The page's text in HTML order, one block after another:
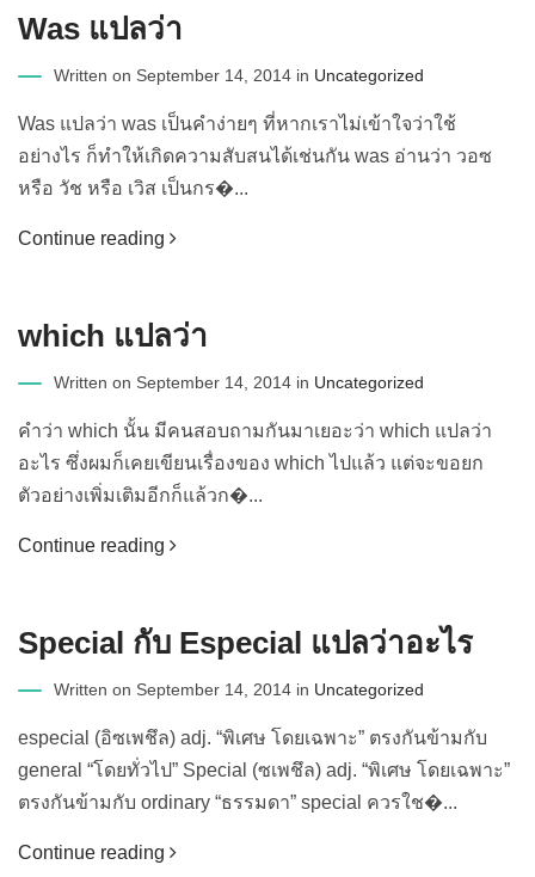
Was แปลว่า
Written on September 14, 2014 in Uncategorized
Was แปลว่า was เป็นคำง่ายๆ ที่หากเราไม่เข้าใจว่าใช้
อย่างไร ก็ทำให้เกิดความสับสนได้เช่นกัน was อ่านว่า วอซ
หรือ วัช หรือ เวิส เป็นกร�...
Continue reading
which แปลว่า
Written on September 14, 2014 in Uncategorized
คำว่า which นั้น มีคนสอบถามกันมาเยอะว่า which แปลว่า
อะไร ซึ่งผมก็เคยเขียนเรื่องของ which ไปแล้ว แต่จะขอยก
ตัวอย่างเพิ่มเติมอีกก็แล้วก�...
Continue reading
Special กับ Especial แปลว่าอะไร
Written on September 14, 2014 in Uncategorized
especial (อิซเพชึล) adj. “พิเศษ โดยเฉพาะ” ตรงกันข้ามกับ
general “โดยทั่วไป” Special (ซเพชึล) adj. “พิเศษ โดยเฉพาะ”
ตรงกันข้ามกับ ordinary “ธรรมดา” special ควรใช�...
Continue reading